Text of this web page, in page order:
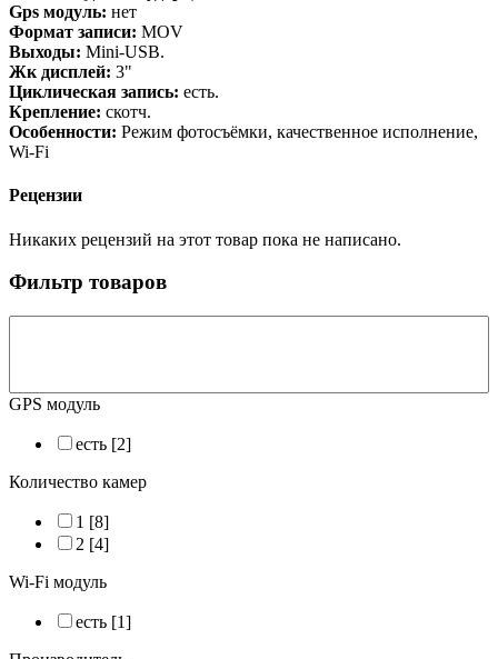
Gps модуль: нет
Формат записи: MOV
Выходы: Mini-USB.
Жк дисплей: 3"
Циклическая запись: есть.
Крепление: скотч.
Особенности: Режим фотосъёмки, качественное исполнение,
Wi-Fi
Рецензии
Никаких рецензий на этот товар пока не написано.
Фильтр товаров
GPS модуль
есть [2]
Количество камер
1 [8]
2 [4]
Wi-Fi модуль
есть [1]